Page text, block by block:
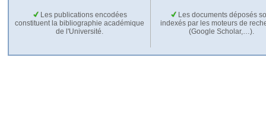
Les publications encodées
constituent la bibliographie académique
de l'Université.
Les documents déposés
indexés par les moteurs de
(Google Scholar,…).